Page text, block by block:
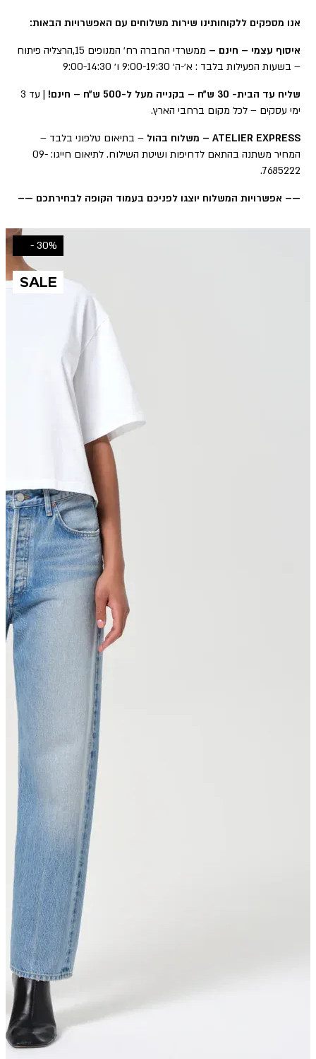
אנו מספקים ללקוחותינו שירות משלוחים עם האפשרויות הבאות:
איסוף עצמי – חינם –
ממשרדי החברה רח׳ המנופים 15,הרצליה פיתוח
– בשעות הפעילות בלבד : א׳-ה׳ 9:00-19:30 ו׳ 9:00-14:30
שליח עד הבית- 30 ש״ח – בקנייה מעל ל-500 ש״ח – חינם!
| עד 3
ימי עסקים – לכל מקום ברחבי הארץ.
ATELIER EXPRESS – משלוח בהול
– בתיאום טלפוני בלבד –
המחיר משתנה בהתאם לדחיפות ושיטת השילוח. לתיאום חייגו: 09-
7685222.
—– אפשרויות המשלוח יוצגו לפניכם בעמוד הקופה לבחירתכם —–
30% -
SALE